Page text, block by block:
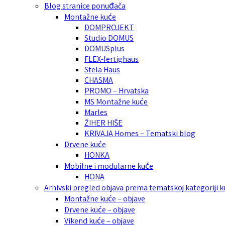
Blog stranice ponuđača
Montažne kuće
DOMPROJEKT
Studio DOMUS
DOMUSplus
FLEX-fertighaus
Stela Haus
CHASMA
PROMO – Hrvatska
MS Montažne kuće
Marles
ŽIHER HIŠE
KRIVAJA Homes – Tematski blog
Drvene kuće
HONKA
Mobilne i modularne kuće
HÖNA
Arhivski pregled objava prema tematskoj kategoriji
Montažne kuće – objave
Drvene kuće – objave
Vikend kuće – objave